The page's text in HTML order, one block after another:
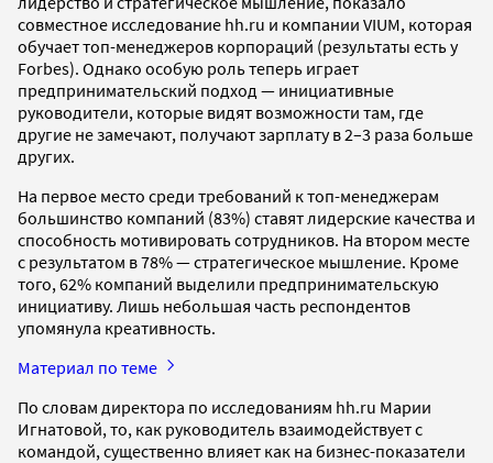
совместное исследование hh.ru и компании VIUM, которая
обучает топ-менеджеров корпораций (результаты есть у
Forbes). Однако особую роль теперь играет
предпринимательский подход — инициативные
руководители, которые видят возможности там, где
другие не замечают, получают зарплату в 2–3 раза больше
других.
На первое место среди требований к топ-менеджерам
большинство компаний (83%) ставят лидерские качества и
способность мотивировать сотрудников. На втором месте
с результатом в 78% — стратегическое мышление. Кроме
того, 62% компаний выделили предпринимательскую
инициативу. Лишь небольшая часть респондентов
упомянула креативность.
Материал по теме
По словам директора по исследованиям hh.ru Марии
Игнатовой, то, как руководитель взаимодействует с
командой, существенно влияет как на бизнес-показатели